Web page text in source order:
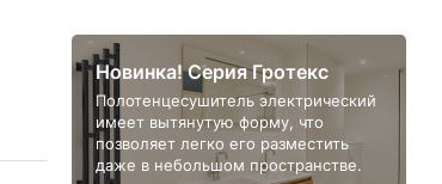
Новинка! Серия Гротекс
Полотенцесушитель электрический
имеет вытянутую форму, что
позволяет легко его разместить
даже в небольшом пространстве.